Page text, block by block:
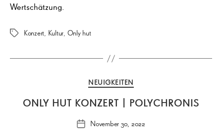
Wertschätzung.
Schlagwörter
Konzert, Kultur, Only hut
Kategorien
NEUIGKEITEN
ONLY HUT KONZERT | POLYCHRONIS
Veröffentlichungsdatum
November 30, 2022